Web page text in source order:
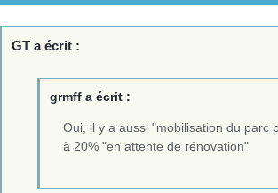
GT a écrit :
grmff a écrit :
Oui, il y a aussi "mobilisation du parc
à 20% "en attente de rénovation"